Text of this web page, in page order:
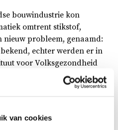
van cookies
bouwindustrie kon
omtrent stikstof,
nieuw probleem, genaamd:
bekend, echter werden er in
voor Volksgezondheid
opgesteld voor de
Deze regels waren
mocht deze grond niet